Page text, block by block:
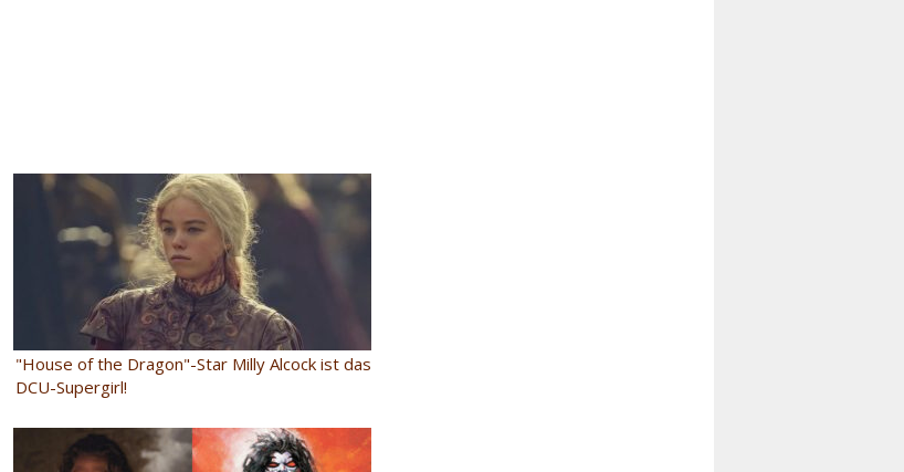
"House of the Dragon"-Star Milly Alcock ist das
DCU-Supergirl!